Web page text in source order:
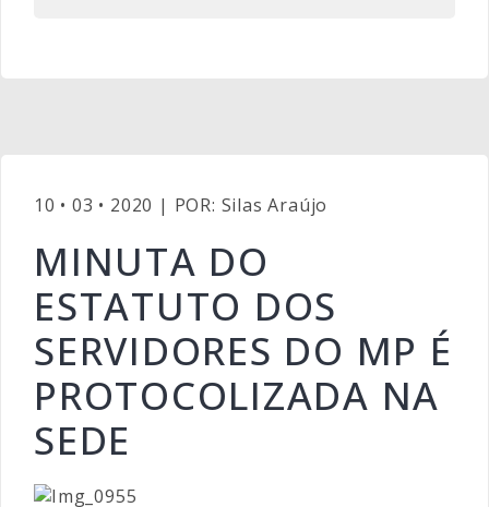
10 • 03 • 2020 | POR: Silas Araújo
MINUTA DO
ESTATUTO DOS
SERVIDORES DO MP É
PROTOCOLIZADA NA
SEDE